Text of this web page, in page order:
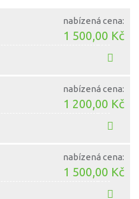
nabízená cena:
1 500,00 Kč
nabízená cena:
1 200,00 Kč
nabízená cena:
1 500,00 Kč